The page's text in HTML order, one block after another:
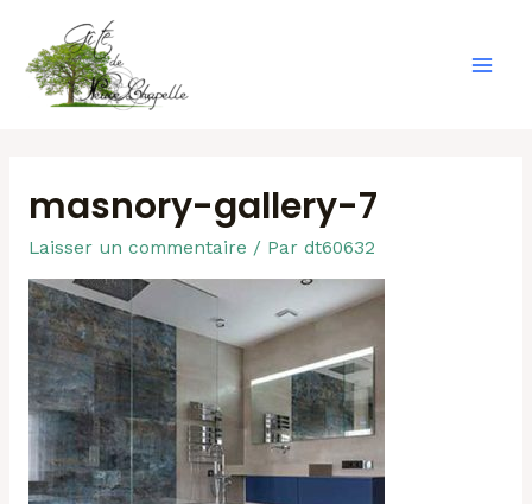
contenu
masnory-gallery-7
Laisser un commentaire / Par dt60632